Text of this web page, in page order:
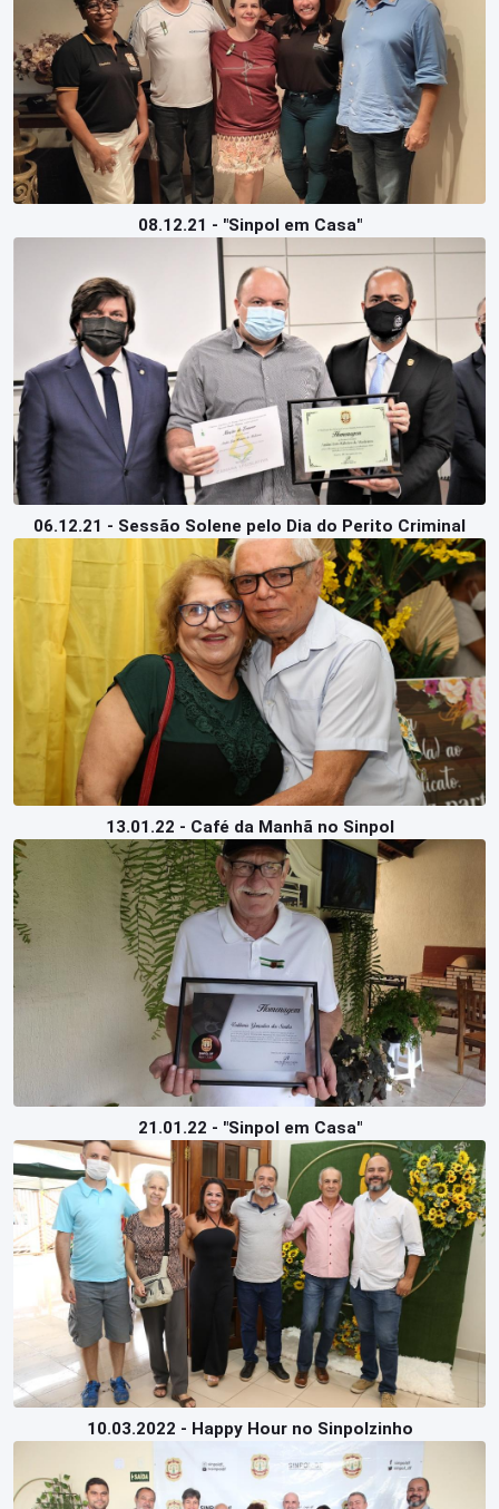
08.12.21 - "Sinpol em Casa"
06.12.21 - Sessão Solene pelo Dia do Perito Criminal
13.01.22 - Café da Manhã no Sinpol
21.01.22 - "Sinpol em Casa"
10.03.2022 - Happy Hour no Sinpolzinho